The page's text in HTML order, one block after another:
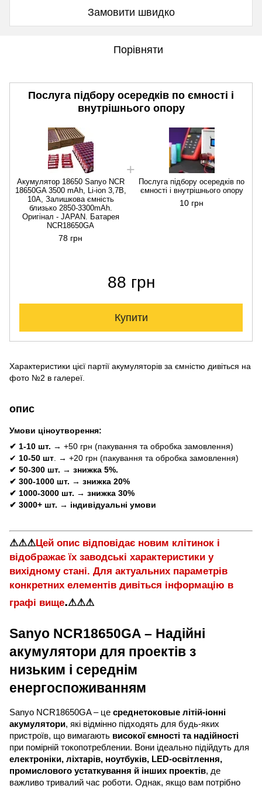
Замовити швидко
Порівняти
Послуга підбору осередків по ємності і
внутрішнього опору
Акумулятор 18650 Sanyo NCR
18650GA 3500 mAh, Li-ion 3,7В,
10A, Залишкова ємність
близько 2850-3300mAh.
Оригінал - JAPAN. Батарея
NCR18650GA
78 грн
Послуга підбору осередків по
ємності і внутрішнього опору
10 грн
88 грн
Купити
Характеристики цієї партії акумуляторів за ємністю дивіться на
фото №2 в галереї.
опис
Умови ціноутворення:
✔ 1-10 шт. → +50 грн (пакування та обробка замовлення)
✔ 10-50 шт . → +20 грн (пакування та обробка замовлення)
✔ 50-300 шт. → знижка 5%.
✔ 300-1000 шт. → знижка 20%
✔ 1000-3000 шт. → знижка 30%
✔ 3000+ шт. → індивідуальні умови
⚠⚠⚠Цей опис відповідає новим клітинок і
відображає їх заводські характеристики у
вихідному стані. Для актуальних параметрів
конкретних елементів дивіться інформацію в
графі вище.⚠⚠⚠
Sanyo NCR18650GA – Надійні
акумулятори для проектів з
низьким і середнім
енергоспоживанням
Sanyo NCR18650GA – це среднетоковые літій-іонні
акумулятори, які відмінно підходять для будь-яких
пристроїв, що вимагають високої ємності та надійності
при помірній токопотреблении. Вони ідеально підійдуть для
електроніки, ліхтарів, ноутбуків, LED-освітлення,
промислового устаткування й інших проектів, де
важливо тривалий час роботи. Однак, якщо вам потрібно